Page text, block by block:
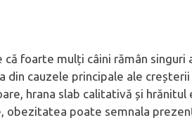
că foarte mulți câini rămân
din cauzele principale ale
hrana slab calitativă și
obezitatea poate semnala